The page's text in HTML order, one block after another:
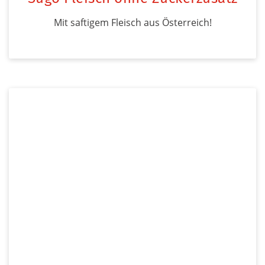
Mit saftigem Fleisch aus Österreich!